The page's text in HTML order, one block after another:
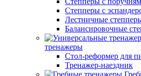
Степперы с
Лестничные
Балансировочные
тренажеры
Стол-реформер для
Тренажер-наездник